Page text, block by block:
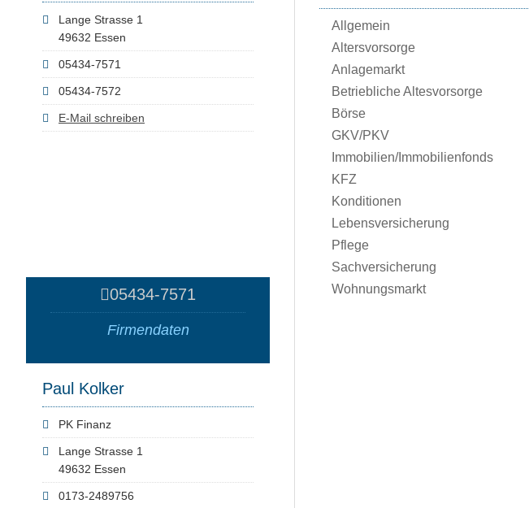
Lange Strasse 1
49632 Essen
05434-7571
05434-7572
E-Mail schreiben
05434-7571
Firmendaten
Paul Kolker
PK Finanz
Lange Strasse 1
49632 Essen
0173-2489756
Allgemein
Altersvorsorge
Anlagemarkt
Betriebliche Altesvorsorge
Börse
GKV/PKV
Immobilien/Immobilienfonds
KFZ
Konditionen
Lebensversicherung
Pflege
Sachversicherung
Wohnungsmarkt